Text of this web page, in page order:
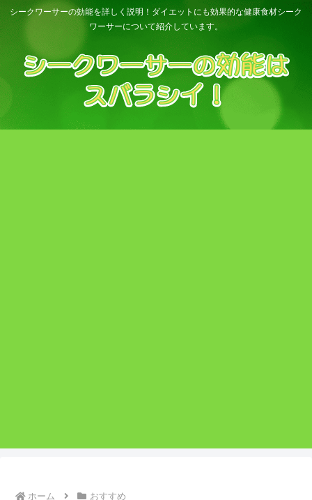
シークワーサーの効能を詳しく説明！ダイエットにも効果的な健康食材シーク
ワーサーについて紹介しています。
ホーム おすすめ